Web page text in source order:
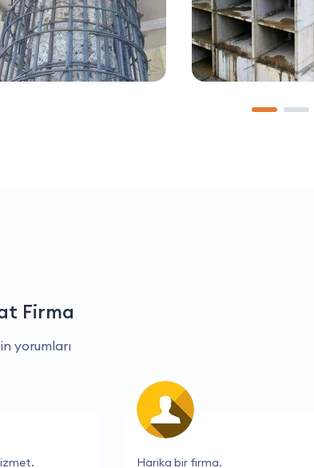
Firma
yorumları
Sorunlarıma hızlı çözümler buldular